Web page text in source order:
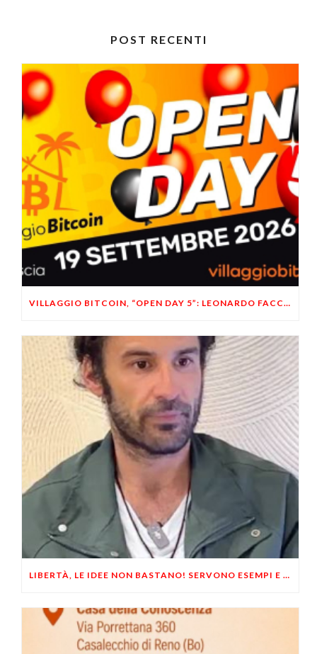
POST RECENTI
VILLAGGIO BITCOIN, “OPEN DAY 5”: LEONARDO FACCO OSPITE A BRESCIA
LIBERTÀ, LE IDEE NON BASTANO! SERVONO ESEMPI E UN PO’ DI COERENZA